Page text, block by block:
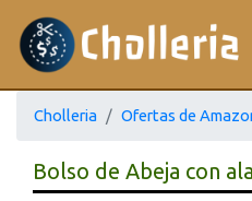
Cholleria Ofertas de
Bolso de Abeja con